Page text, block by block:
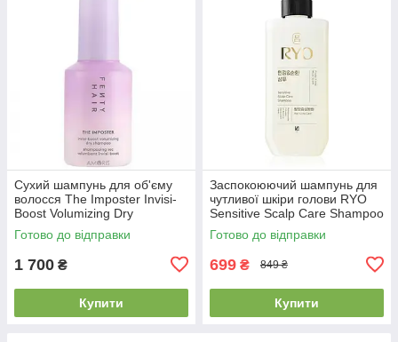
Сухий шампунь для об'єму
волосся The Imposter Invisi-
Boost Volumizing Dry
Shampoo Powder
Готово до відправки
1 700 ₴
Купити
Заспокоюючий шампунь для
чутливої шкіри голови RYO
Sensitive Scalp Care Shampoo
592мл
Готово до відправки
699 ₴ 849 ₴
Купити